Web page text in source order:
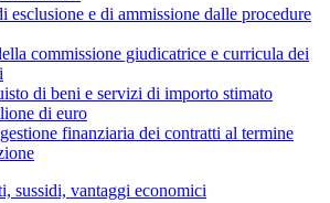
esclusione e di ammissione dalle procedure
commissione giudicatrice e curricula dei
di beni e servizi di importo stimato
di euro
finanziaria dei contratti al termine
sussidi, vantaggi economici